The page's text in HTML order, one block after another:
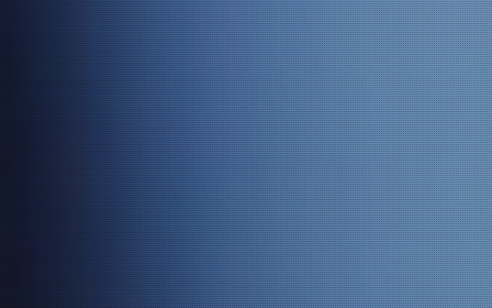
オンラインショップ
お問い合わせ